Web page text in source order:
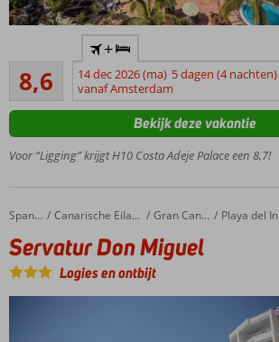
gezinnen
Nabij het
zandstrand
Meerdere
zwembaden
kinderbad
3 à-la-
8,6
Aanrader
65
beoordelingen
+
14 dec 2026 (ma) 5 dagen (4 nachten)
vanaf Amsterdam
Voor “Ligging” krijgt H10 Costa Adeje Palace een 8,7!
Bekijk deze vakantie
Home Spanje Canarische Eilanden Gran Canaria Playa del Ingles
Servatur Don Miguel
Servatur Don Miguel
Logies en ontbijt